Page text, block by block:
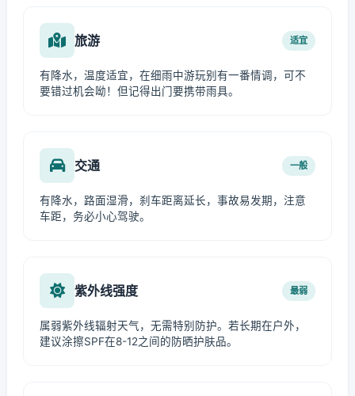
旅游 适宜
有降水，温度适宜，在细雨中游玩别有一番情调，可不
要错过机会呦！但记得出门要携带雨具。
交通 一般
有降水，路面湿滑，刹车距离延长，事故易发期，注意
车距，务必小心驾驶。
紫外线强度 最弱
属弱紫外线辐射天气，无需特别防护。若长期在户外，
建议涂擦SPF在8-12之间的防晒护肤品。